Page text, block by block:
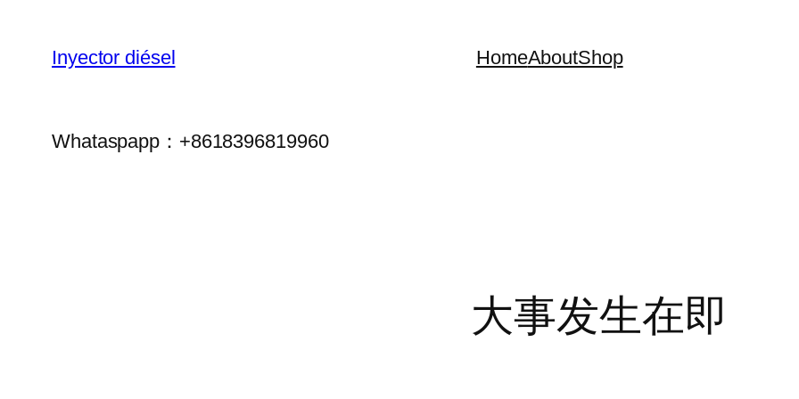
Inyector diésel HomeAboutShop
Whataspapp：+8618396819960
大事发生在即